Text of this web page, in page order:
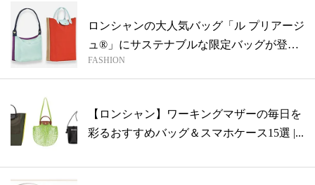
ロンシャンの大人気バッグ「ル プリアージ
ュ®」にサステナブルな限定バッグが登
場！
FASHION
【ロンシャン】ワーキングマザーの毎日を
彩るおすすめバッグ＆スマホケース15選 |...